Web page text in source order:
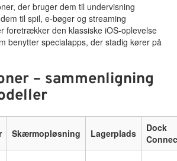
der bruger dem til undervisning
til spil, e-bøger og streaming
foretrækker den klassiske iOS-oplevelse
benytter specialapps, der stadig kører på
– sammenligning
Skærmopløsning Lagerplads
Dock